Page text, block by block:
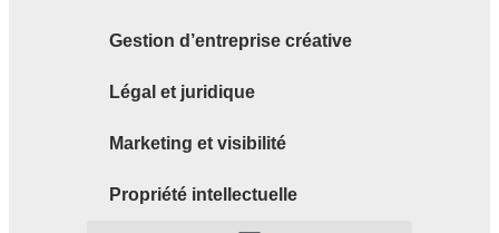
Gestion d’entreprise créative
Légal et juridique
Marketing et visibilité
Propriété intellectuelle